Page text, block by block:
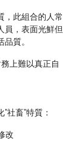
，此組合的人常
員，表面光鮮但
品質。
上難以真正自
社畜"特質：
改